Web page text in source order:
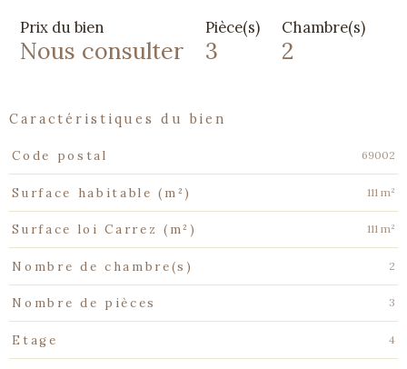
Prix du bien
Nous consulter
Pièce(s)
3
Chambre(s)
2
caractéristiques du bien
Caractéristiques Valeurs
Code postal 69002
Surface habitable (m²) 111 m²
Surface loi Carrez (m²) 111 m²
Nombre de chambre(s) 2
Nombre de pièces 3
Etage 4